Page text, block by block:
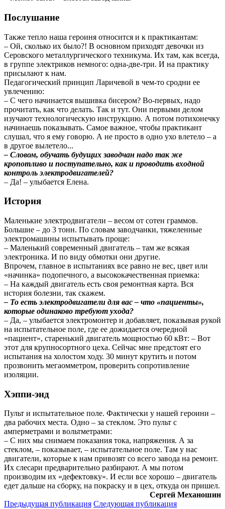
Послушание
Также тепло наша героиня относится и к практикантам:
– Ой, сколько их было?! В основном приходят девочки из
Серовского металлургического техникума. Их там, как всегда,
в группе электриков немного: одна-две-три. И на практику
присылают к нам.
Педагогический принцип Ларичевой в чем-то сродни ее
увлечению:
– С чего начинается вышивка бисером? Во-первых, надо
прочитать, как что делать. Так и тут. Они первыми делом
изучают технологическую инструкцию. А потом потихонечку
начинаешь показывать. Самое важное, чтобы практикант
слушал, что я ему говорю. А не просто в одно ухо влетело – а
в другое вылетело...
– Словом, обучать будущих заводчан надо так же
кропотливо и поступательно, как и проводить входной
контроль электродвигателей?
– Да! – улыбается Елена.
История
Маленькие электродвигатели – весом от сотен граммов.
Большие – до 3 тонн. По словам заводчанки, тяжеленные
электромашины испытывать проще:
– Маленький современный двигатель – там же всякая
электроника. И по виду обмотки они другие.
Впрочем, главное в испытаниях все равно не вес, цвет или
«начинка» подопечного, а высококачественная приемка:
– На каждый двигатель есть своя ремонтная карта. Вся
история болезни, так скажем.
– То есть электродвигатели для вас – что «пациенты»,
которые одинаково требуют ухода?
– Да, – улыбается электромонтер и добавляет, показывая рукой
на испытательное поле, где ее дожидается очередной
«пациент», старенький двигатель мощностью 60 кВт: – Вот
этот для крупносортного цеха. Сейчас мне предстоят его
испытания на холостом ходу. 30 минут крутить и потом
прозвонить мегаомметром, проверить сопротивление
изоляции.
Хэппи-энд
Пульт и испытательное поле. Фактически у нашей героини –
два рабочих места. Одно – за стеклом. Это пульт с
амперметрами и вольтметрами:
– С них мы снимаем показания тока, напряжения. А за
стеклом, – показывает, – испытательное поле. Там у нас
двигатели, которые к нам привозят со всего завода на ремонт.
Их слесари предварительно разбирают. А мы потом
производим их «дефектовку». И если все хорошо – двигатель
едет дальше на сборку, на покраску и в цех, откуда он пришел.
Сергей Механошин
Предыдущая публикация Следующая публикация